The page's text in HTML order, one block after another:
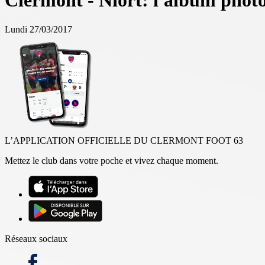
Lundi 27/03/2017
L’APPLICATION OFFICIELLE DU CLERMONT FOOT 63
Mettez le club dans votre poche et vivez chaque moment.
Réseaux sociaux